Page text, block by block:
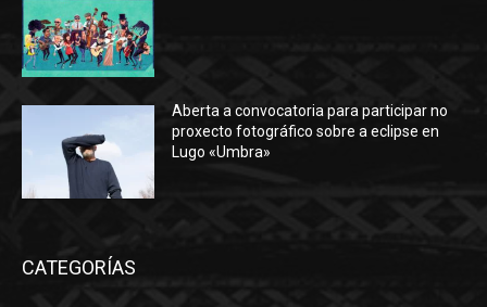
Aberta a convocatoria para participar no
proxecto fotográfico sobre a eclipse en
Lugo «Umbra»
CATEGORÍAS